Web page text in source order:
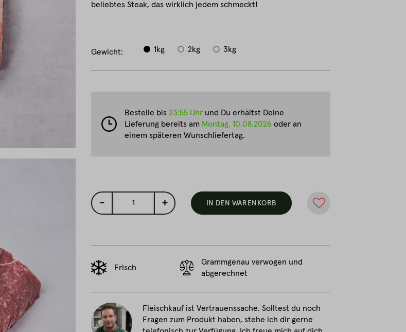
beliebtes Steak, das wirklich jedem schmeckt!
Gewicht: 1kg 2kg 3kg
- 1 + IN DEN WARENKORB
Frisch
Grammgenau verwogen und
abgerechnet
Bestelle bis 23:55 Uhr und Du erhältst Deine
Lieferung bereits am Montag, 10.08.2026 oder an
einem späteren Wunschliefertag.
Fleischkauf ist Vertrauenssache. Solltest du noch
Fragen zum Produkt haben, stehe ich dir gerne